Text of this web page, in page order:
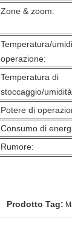
Zone & zoom:
Temperatura/
operazione:
Temperatura di
stoccaggio/
Potere di
Consumo di
Rumore:
Prodotto Tag: